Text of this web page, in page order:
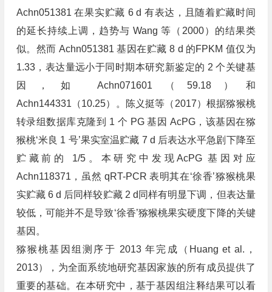
Achn051381 在果实贮藏 6 d 有表达，且随着贮藏时间
的延长持续上调，趋势与 Wang 等（2000）的结果类
似。然而 Achn051381 基因在贮藏 8 d 的FPKM 值仅为
1.33，表达量远小于同时期本研究新鉴定的 2 个关键基
因，如 Achn071601（59.18）和
Achn144331（10.25）。陈义挺等（2017）根据猕猴桃
转录组数据库克隆到 1 个 PG 基因 AcPG，该基因在猕
猴桃‘米良 1 号’果实室温贮藏 7 d 后表达水平急剧下降至
贮藏前的 1/5。本研究中发现AcPG 基因对应
Achn118371，虽然 qRT-PCR 表明其在‘徐香’猕猴桃果
实贮藏 6 d 后同样较贮藏 2 d同样有明显下调，但表达量
较低，可能并不是导致‘徐香’猕猴桃果实硬度下降的关键
基因。
猕猴桃基因组测序于 2013 年完成（Huang et al.，
2013），为全面系统地研究基因家族的所有成员提供了
重要的基础。在本研究中，基于基因组注释结果可以看